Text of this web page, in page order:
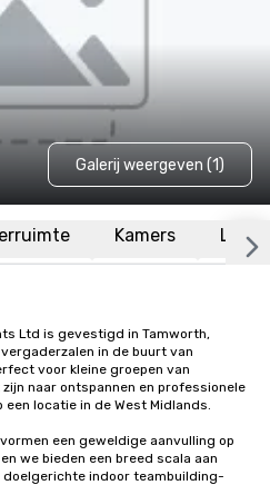
Galerij weergeven (1)
Kamers
Ltd is gevestigd in Tamworth,
in de buurt van
voor kleine groepen van
naar ontspannen en professionele
locatie in de West Midlands.
een geweldige aanvulling op
we bieden een breed scala aan
indoor teambuilding-